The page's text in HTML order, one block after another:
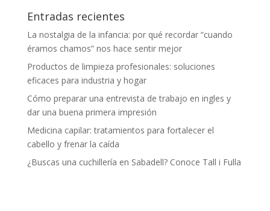
Entradas recientes
La nostalgia de la infancia: por qué recordar “cuando
éramos chamos” nos hace sentir mejor
Productos de limpieza profesionales: soluciones
eficaces para industria y hogar
Cómo preparar una entrevista de trabajo en ingles y
dar una buena primera impresión
Medicina capilar: tratamientos para fortalecer el
cabello y frenar la caída
¿Buscas una cuchillería en Sabadell? Conoce Tall i Fulla